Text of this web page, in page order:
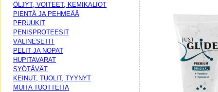
ÖLJYT, VOITEET, KEMIKALIOT
PIENTÄ JA PEHMEÄÄ
PERUUKIT
PENISPROTEESIT
VÄLINESETIT
PELIT JA NOPAT
HUPITAVARAT
SYÖTÄVÄT
KEINUT, TUOLIT, TYYNYT
MUITA TUOTTEITA